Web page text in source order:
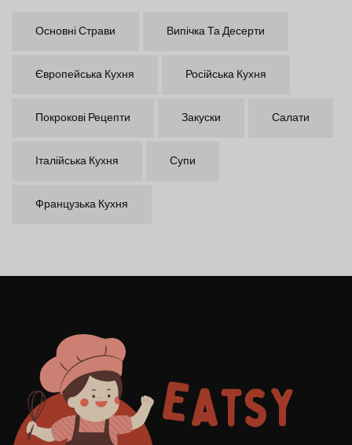
Основні Страви Випічка Та Десерти
Європейська Кухня Російська Кухня
Покрокові Рецепти Закуски Салати
Італійська Кухня Супи
Французька Кухня